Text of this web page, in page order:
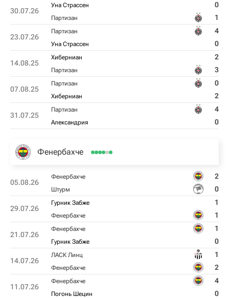
30.07.26
Уна Страссен 0
Партизан 1
23.07.26
Партизан 4
Уна Страссен 0
14.08.25
Хиберниан 2
Партизан 3
07.08.25
Партизан 0
Хиберниан 2
31.07.25
Партизан 4
Александрия 0
Фенербахче
05.08.26
Фенербахче 2
Штурм 0
29.07.26
Гурник Забже 1
Фенербахче 1
21.07.26
Фенербахче 1
Гурник Забже 0
14.07.26
ЛАСК Линц 1
Фенербахче 2
11.07.26
Фенербахче 4
Погонь Шецин 0